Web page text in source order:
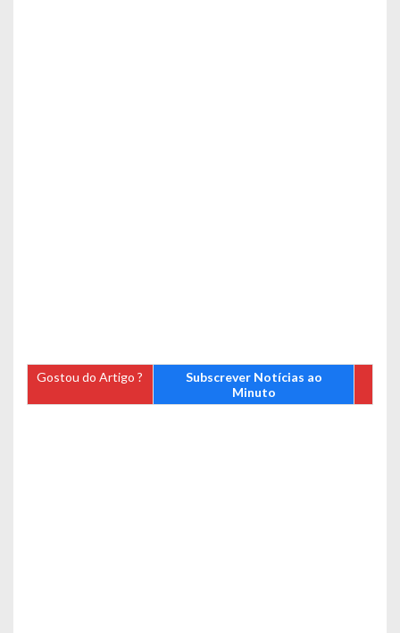
Gostou do Artigo ?
Subscrever Notícias ao
Minuto